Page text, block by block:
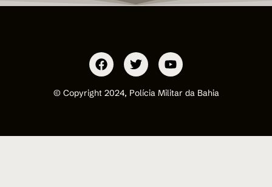
© Copyright 2024, Polícia Militar da Bahia